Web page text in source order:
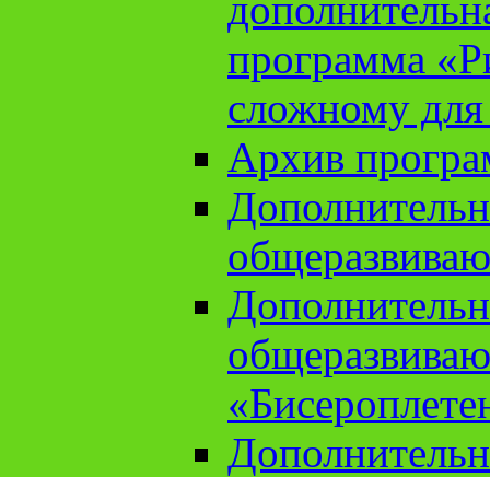
программа
сложному
Архив